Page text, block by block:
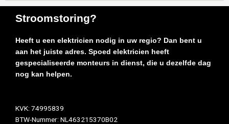
Stroomstoring?
Heeft u een elektricien nodig in uw regio? Dan bent u
aan het juiste adres. Spoed elektricien heeft
gespecialiseerde monteurs in dienst, die u dezelfde dag
nog kan helpen.
KVK: 74995839
BTW-Nummer: NL463215370B02